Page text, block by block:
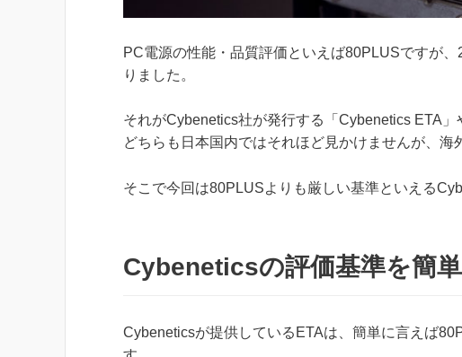
PC電源の性能・品質評価といえば80PLUSですが
りました。
それがCybenetics社が発行する「Cybenetics ETA
どちらも日本国内ではそれほど見かけませんが、海
そこで今回は80PLUSよりも厳しい基準といえる
Cybeneticsの評価基準を簡
Cybeneticsが提供しているETAは、簡単に言えば